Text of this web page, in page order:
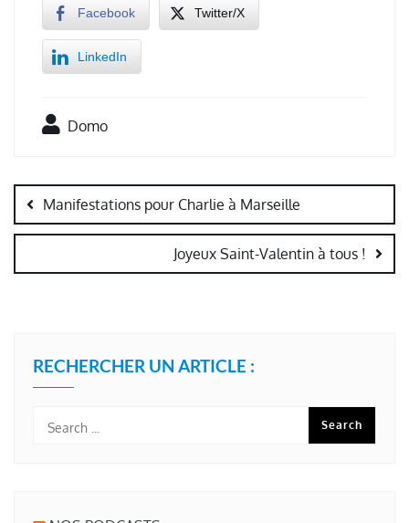
Facebook Twitter/X
LinkedIn
Domo
de
l’article
Manifestations pour Charlie à Marseille
Joyeux Saint-Valentin à tous !
RECHERCHER UN ARTICLE :